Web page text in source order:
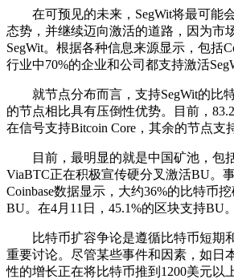
在可预见的未来，SegWit将最可能
态势，并继续迈向激活的道路，因为市
SegWit。根据各种信息来源显示，包括
行业中70%的企业和公司都支持激活
就节点分布而言，支持SegWit的比
的节点相比具有压倒性优势。目前，
在信号支持Bitcoin Core，其余的节点支
目前，最明显的就是中国矿池，包
ViaBTC正在积极宣传硬分叉激活BU。
Coinbase数据显示，大约36%的比特币
BU。在4月11日，45.1%的区块支持BU。
比特币扩容争论是遵循比特币短期
重要讨论。尽管某些事件和因素，如日
性的增长正在将比特币推到1200美元以